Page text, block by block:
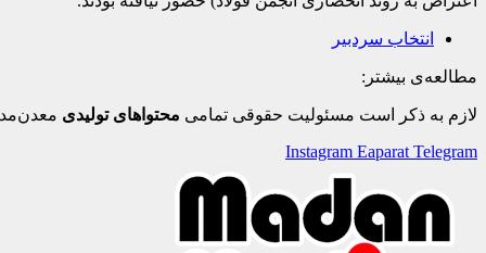
انتخاب سردبیر
مطالعه‌ی بیشتر:
لازم به ذکر است مسئولیت حقوقی تمامی محتواهای تولیدی
Instagram Eaparat Telegram